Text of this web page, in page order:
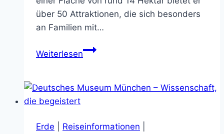
über 50 Attraktionen, die sich besonders
an Familien mit…
WeiterlesenLegoland
Erde Reiseinformationen